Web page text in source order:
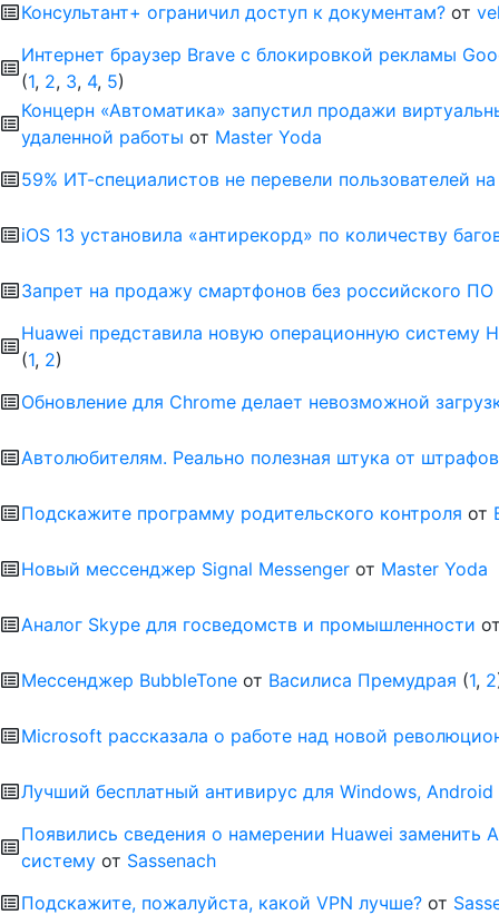
Консультант+ ограничил доступ к документам? от
Интернет браузер Brave с блокировкой рекламы
(1, 2, 3, 4, 5)
Концерн «Автоматика» запустил продажи
удаленной работы от Master Yoda
59% ИТ-специалистов не перевели пользователей
iOS 13 установила «антирекорд» по количеству
Запрет на продажу смартфонов без российского ПО
Huawei представила новую операционную систему
(1, 2)
Обновление для Chrome делает невозможной
Автолюбителям. Реально полезная штука от
Подскажите программу родительского контроля от
Новый мессенджер Signal Messenger от Master Yoda
Аналог Skype для госведомств и промышленности
Мессенджер BubbleTone от Василиса Премудрая (1, 2
Microsoft рассказала о работе над новой
Лучший бесплатный антивирус для Windows, Android
Появились сведения о намерении Huawei заменить
систему от Sassenach
Подскажите, пожалуйста, какой VPN лучше? от